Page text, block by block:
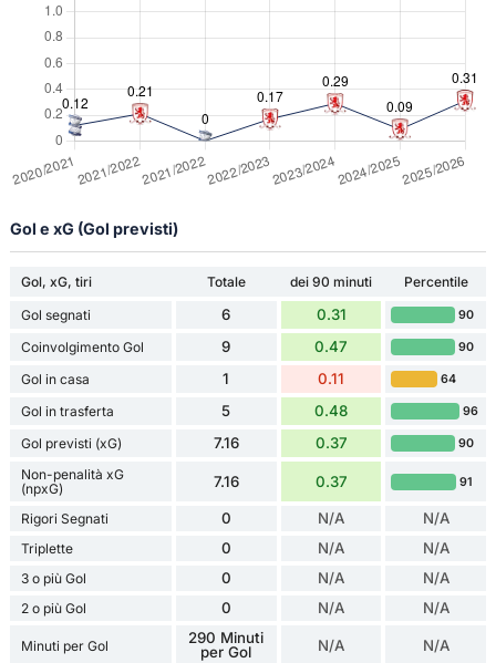
Gol e xG (Gol previsti)
Gol, xG, tiri Totale dei 90 minuti
Percentile
Gol segnati
6 0.31 90
Coinvolgimento Gol 9 0.47 90
Gol in casa 1 0.11 64
Gol in trasferta 5 0.48 96
Gol previsti (xG) 7.16 0.37 90
Non-penalità xG
(npxG)
7.16 0.37 91
Rigori Segnati 0 N/A N/A
Triplette 0 N/A N/A
3 o più Gol 0 N/A N/A
2 o più Gol 0 N/A N/A
Minuti per Gol
290 Minuti
per Gol
N/A N/A